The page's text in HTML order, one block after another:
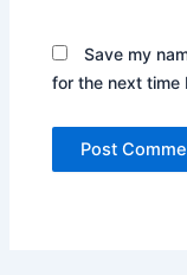
Save my
for the next time